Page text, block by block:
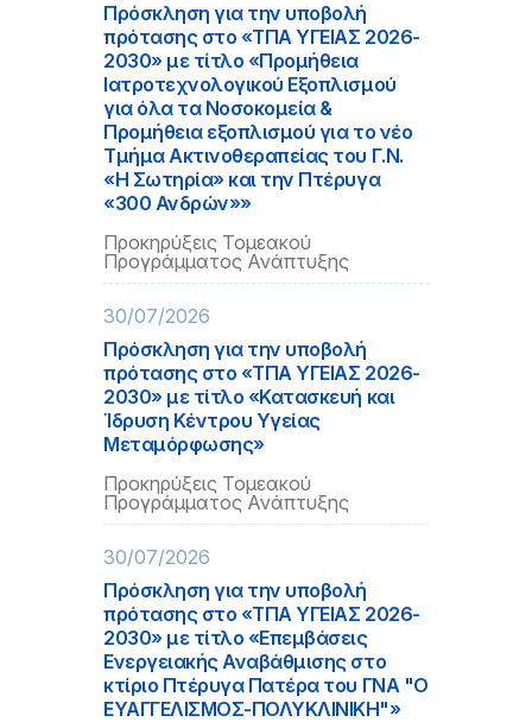
Πρόσκληση για την υποβολή
πρότασης στο «ΤΠΑ ΥΓΕΙΑΣ 2026-
2030» με τίτλο «Προμήθεια
Ιατροτεχνολογικού Εξοπλισμού
για όλα τα Νοσοκομεία &
Προμήθεια εξοπλισμού για το νέο
Τμήμα Ακτινοθεραπείας του Γ.Ν.
«Η Σωτηρία» και την Πτέρυγα
«300 Ανδρών»»
Προκηρύξεις Τομεακού
Προγράμματος Ανάπτυξης
30/07/2026
Πρόσκληση για την υποβολή
πρότασης στο «ΤΠΑ ΥΓΕΙΑΣ 2026-
2030» με τίτλο «Κατασκευή και
Ίδρυση Κέντρου Υγείας
Μεταμόρφωσης»
Προκηρύξεις Τομεακού
Προγράμματος Ανάπτυξης
30/07/2026
Πρόσκληση για την υποβολή
πρότασης στο «ΤΠΑ ΥΓΕΙΑΣ 2026-
2030» με τίτλο «Επεμβάσεις
Ενεργειακής Αναβάθμισης στο
κτίριο Πτέρυγα Πατέρα του ΓΝΑ "Ο
ΕΥΑΓΓΕΛΙΣΜΟΣ-ΠΟΛΥΚΛΙΝΙΚΗ"»